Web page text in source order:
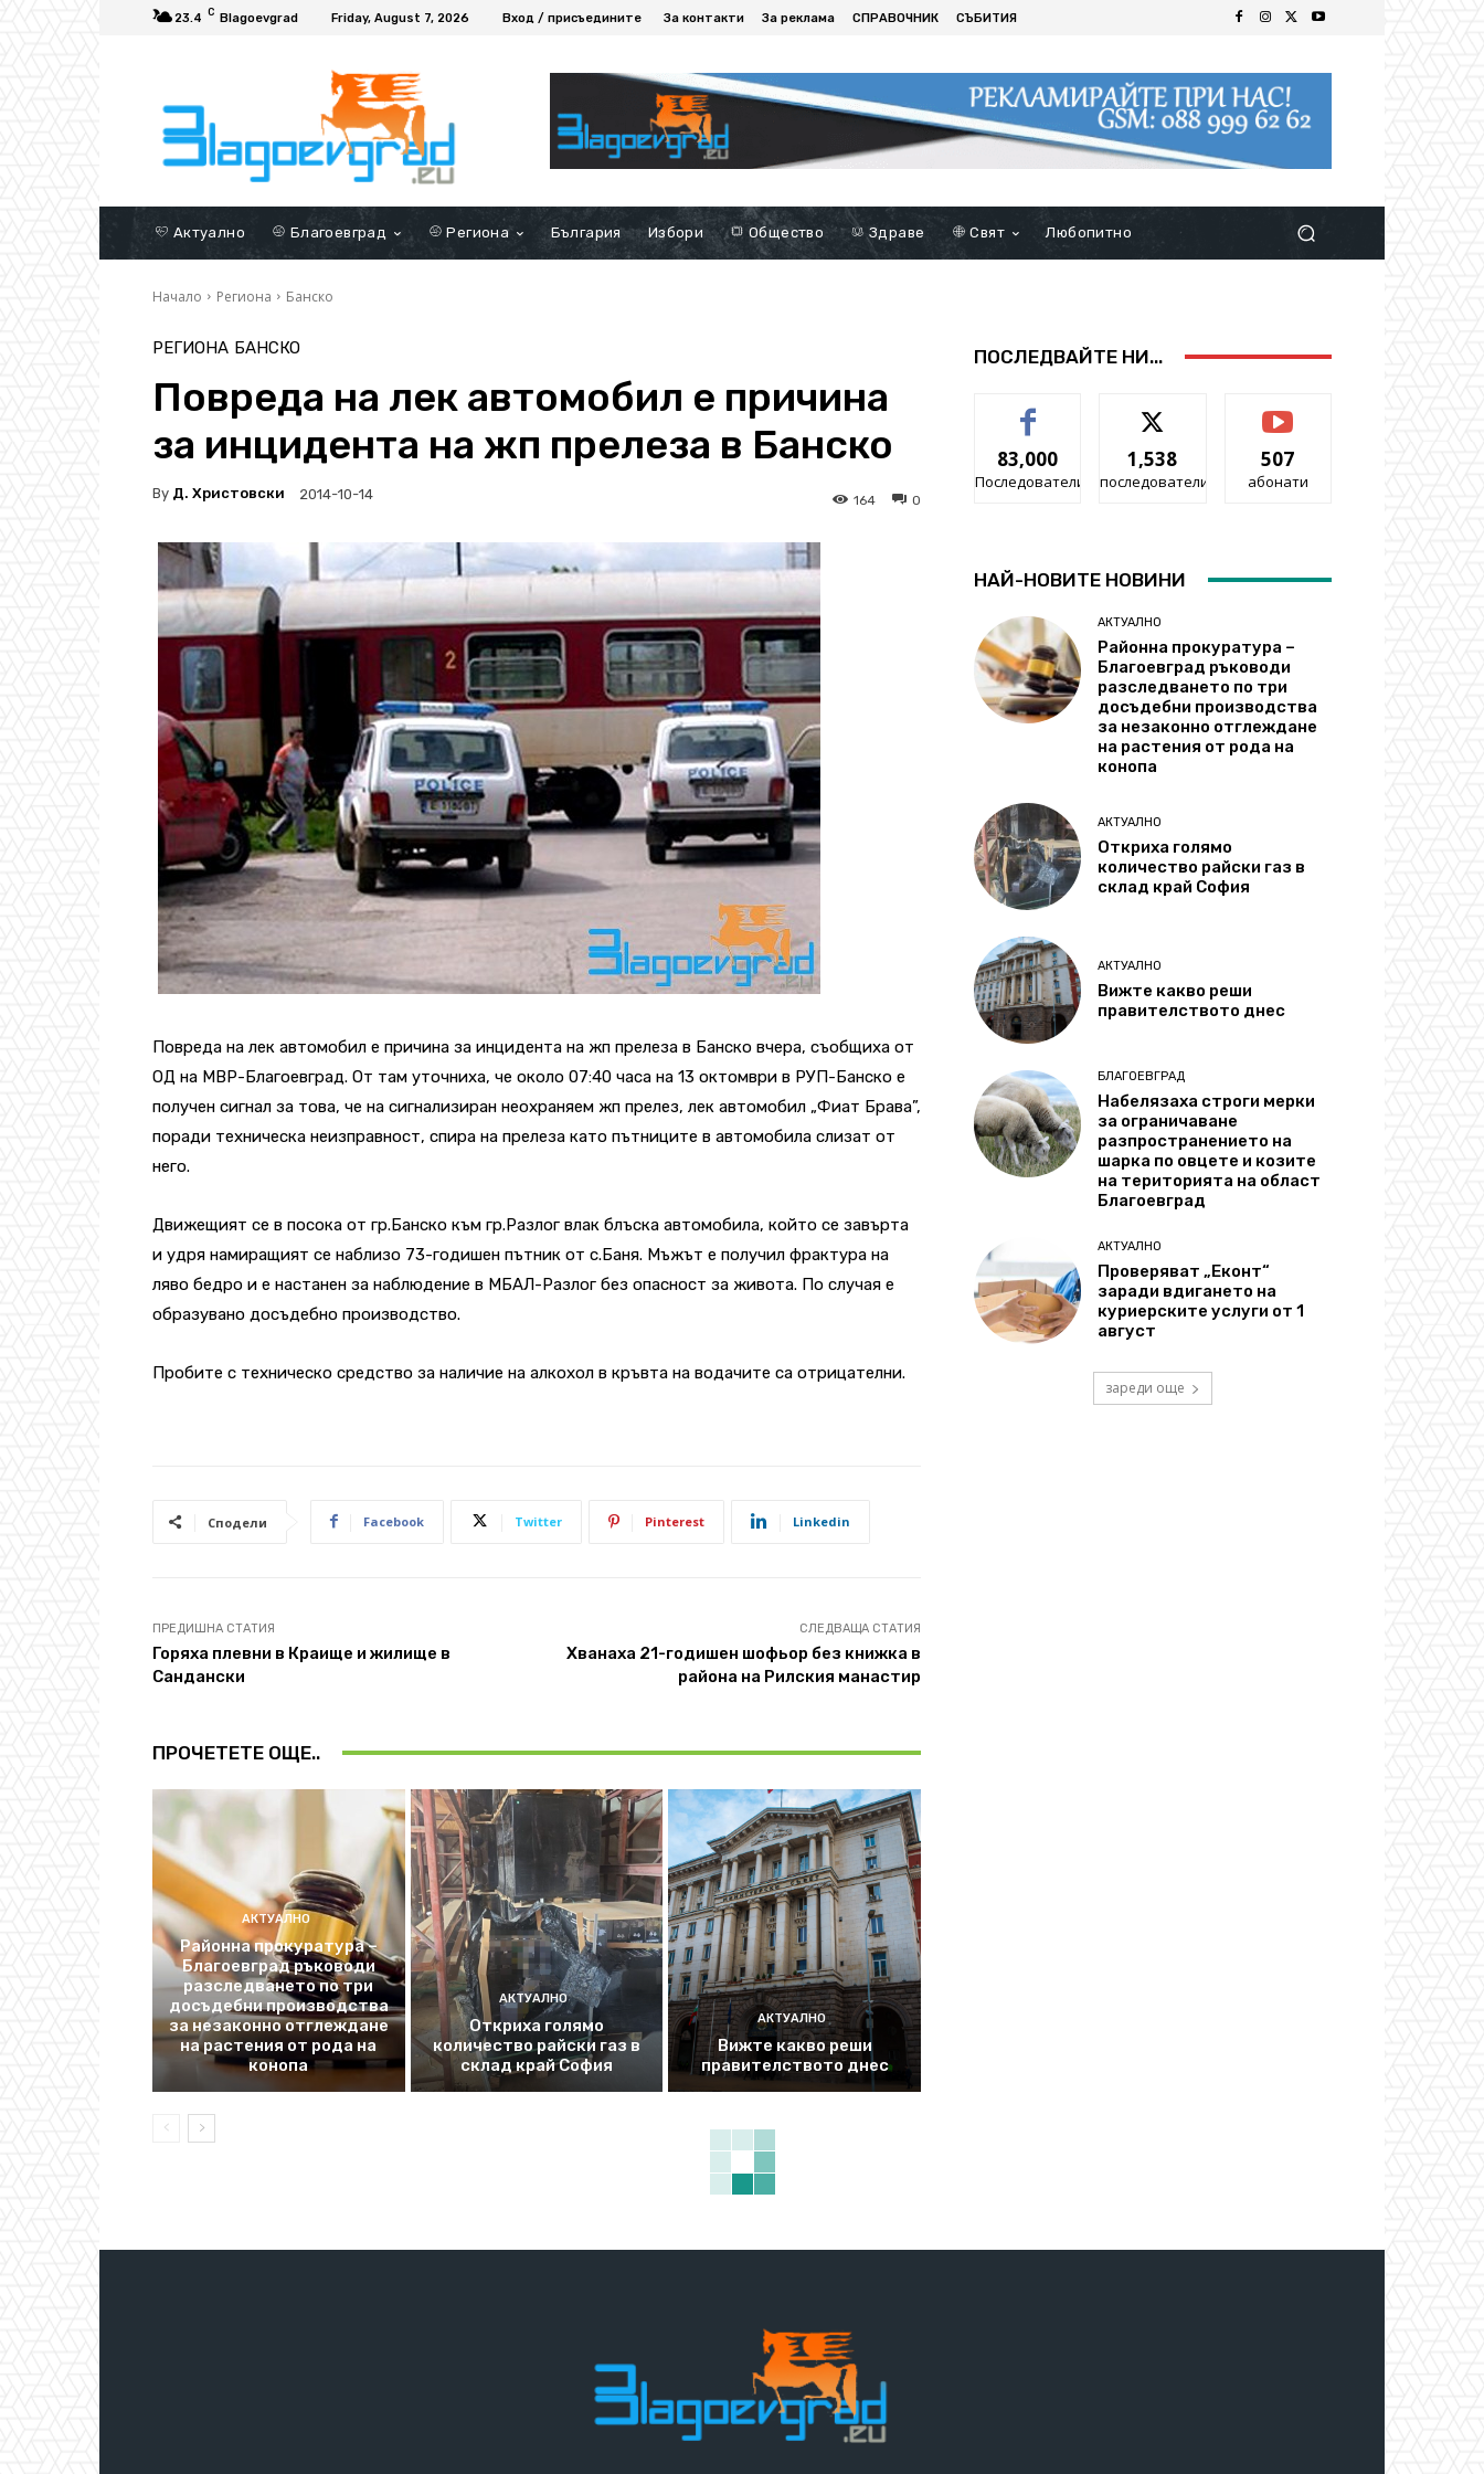
23.4 C Blagoevgrad Friday, August 7, 2026 Вход / присъедините За контакти За реклама СПРАВОЧНИК СЪБИТИЯ
Актуално Благоевград Региона България Избори Общество Здраве Свят Любопитно
Начало Региона Банско
РЕГИОНА БАНСКО
Повреда на лек автомобил е причина
за инцидента на жп прелеза в Банско
By Д. Христовски 2014-10-14 0
164
Повреда на лек автомобил е причина за инцидента на жп прелеза в Банско вчера, съобщиха от
ОД на МВР-Благоевград. От там уточниха, че около 07:40 часа на 13 октомври в РУП-Банско е
получен сигнал за това, че на сигнализиран неохраняем жп прелез, лек автомобил „Фиат Брава”,
поради техническа неизправност, спира на прелеза като пътниците в автомобила слизат от
него.
Движещият се в посока от гр.Банско към гр.Разлог влак блъска автомобила, който се завърта
и удря намиращият се наблизо 73-годишен пътник от с.Баня. Мъжът е получил фрактура на
ляво бедро и е настанен за наблюдение в МБАЛ-Разлог без опасност за живота. По случая е
образувано досъдебно производство.
Пробите с техническо средство за наличие на алкохол в кръвта на водачите са отрицателни.
Сподели Facebook Twitter Pinterest Linkedin
ПРЕДИШНА СТАТИЯ
Горяха плевни в Краище и жилище в
Сандански
СЛЕДВАЩА СТАТИЯ
Хванаха 21-годишен шофьор без книжка в
района на Рилския манастир
ПРОЧЕТЕТЕ ОЩЕ..
АКТУАЛНО
Районна прокуратура –
Благоевград ръководи
разследването по три
досъдебни производства
за незаконно отглеждане
на растения от рода на
конопа
АКТУАЛНО
Откриха голямо
количество райски газ в
склад край София
АКТУАЛНО
Вижте какво реши
правителството днес
ПОСЛЕДВАЙТЕ НИ...
83,000
Последователи
1,538
последователи
507
абонати
НАЙ-НОВИТЕ НОВИНИ
АКТУАЛНО
Районна прокуратура –
Благоевград ръководи
разследването по три
досъдебни производства
за незаконно отглеждане
на растения от рода на
конопа
АКТУАЛНО
Откриха голямо
количество райски газ в
склад край София
АКТУАЛНО
Вижте какво реши
правителството днес
БЛАГОЕВГРАД
Набелязаха строги мерки
за ограничаване
разпространението на
шарка по овцете и козите
на територията на област
Благоевград
АКТУАЛНО
Проверяват „Еконт“
заради вдигането на
куриерските услуги от 1
август
зареди още